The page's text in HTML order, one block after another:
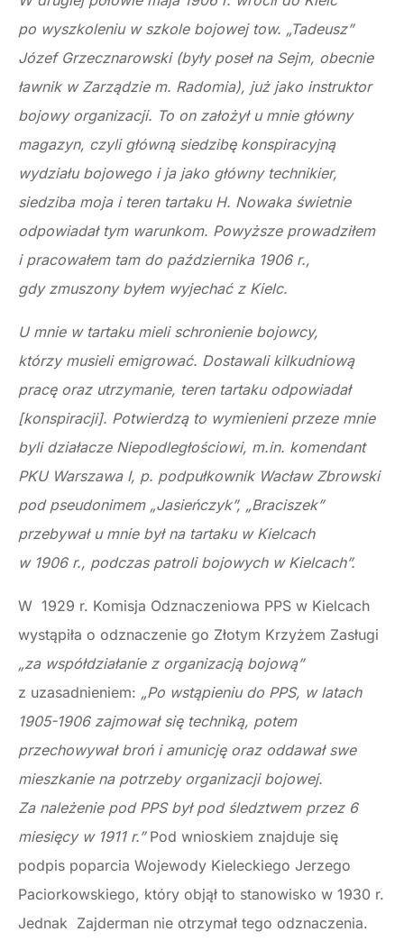
po wyszkoleniu w szkole bojowej tow. „Tadeusz”
Józef Grzecznarowski (były poseł na Sejm, obecnie
ławnik w Zarządzie m. Radomia), już jako instruktor
bojowy organizacji. To on założył u mnie główny
magazyn, czyli główną siedzibę konspiracyjną
wydziału bojowego i ja jako główny technikier,
siedziba moja i teren tartaku H. Nowaka świetnie
odpowiadał tym warunkom. Powyższe prowadziłem
i pracowałem tam do października 1906 r.,
gdy zmuszony byłem wyjechać z Kielc.
U mnie w tartaku mieli schronienie bojowcy,
którzy musieli emigrować. Dostawali kilkudniową
pracę oraz utrzymanie, teren tartaku odpowiadał
[konspiracji]. Potwierdzą to wymienieni przeze mnie
byli działacze Niepodległościowi, m.in. komendant
PKU Warszawa I, p. podpułkownik Wacław Zbrowski
pod pseudonimem „Jasieńczyk”, „Braciszek”
przebywał u mnie był na tartaku w Kielcach
w 1906 r., podczas patroli bojowych w Kielcach”.
W 1929 r. Komisja Odznaczeniowa PPS w Kielcach
wystąpiła o odznaczenie go Złotym Krzyżem Zasługi
„za współdziałanie z organizacją bojową”
z uzasadnieniem: „Po wstąpieniu do PPS, w latach
1905-1906 zajmował się techniką, potem
przechowywał broń i amunicję oraz oddawał swe
mieszkanie na potrzeby organizacji bojowej.
Za należenie pod PPS był pod śledztwem przez 6
miesięcy w 1911 r.”Pod wnioskiem znajduje się
podpis poparcia Wojewody Kieleckiego Jerzego
Paciorkowskiego, który objął to stanowisko w 1930 r.
Jednak Zajderman nie otrzymał tego odznaczenia.